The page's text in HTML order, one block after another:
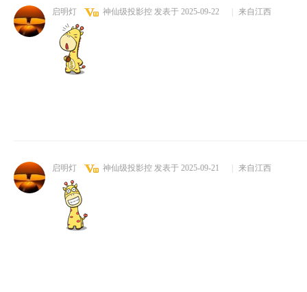
启明灯 神仙级投影控 发表于 2025-09-22 来自江西
启明灯 神仙级投影控 发表于 2025-09-21 来自江西